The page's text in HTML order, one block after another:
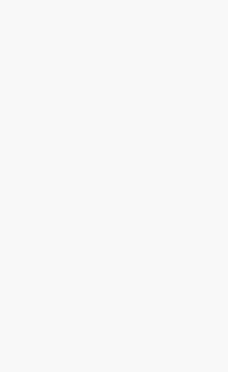
Öffentliche
im Rathaus Markersdorf,